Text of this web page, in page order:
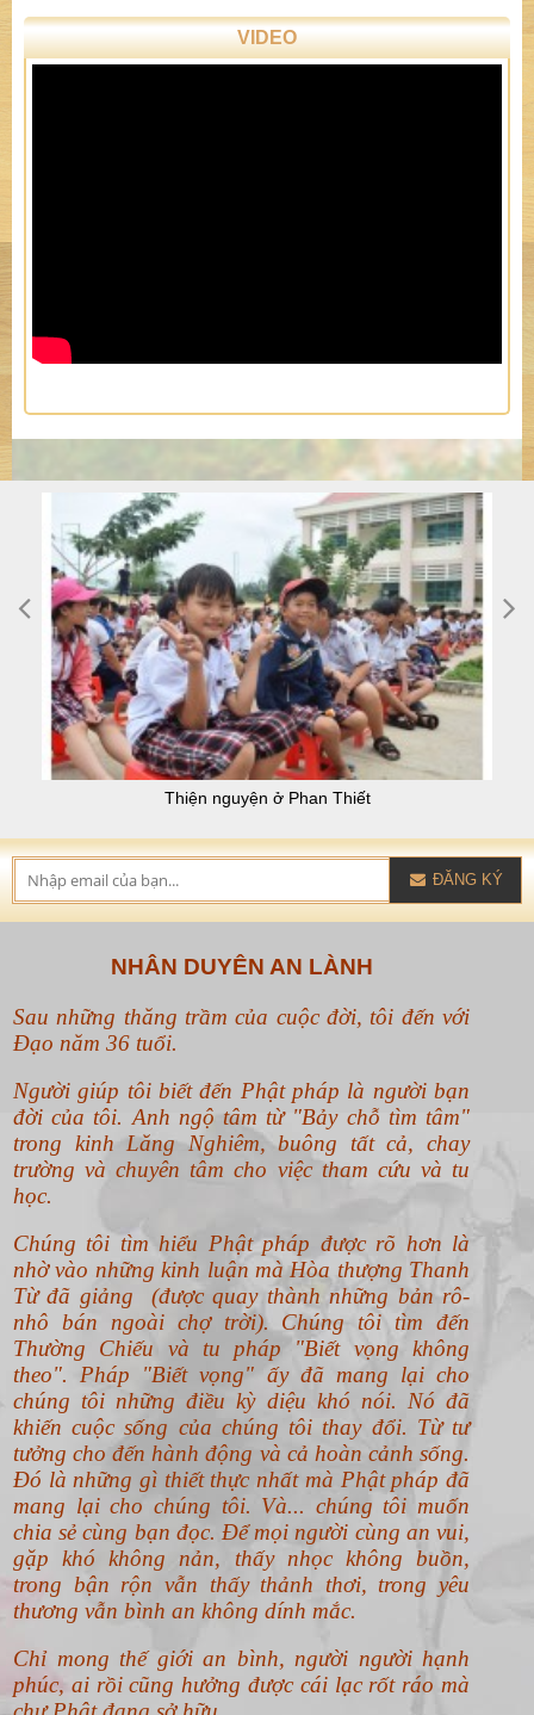
VIDEO
Thiện nguyện ở Phan Thiết
ĐĂNG KÝ
NHÂN DUYÊN AN LÀNH
Sau những thăng trầm của cuộc đời, tôi đến với
Đạo năm 36 tuổi.
Người giúp tôi biết đến Phật pháp là người bạn
đời của tôi. Anh ngộ tâm từ "Bảy chỗ tìm tâm"
trong kinh Lăng Nghiêm, buông tất cả, chay
trường và chuyên tâm cho việc tham cứu và tu
học.
Chúng tôi tìm hiểu Phật pháp được rõ hơn là
nhờ vào những kinh luận mà Hòa thượng Thanh
Từ đã giảng (được quay thành những bản rô-
nhô bán ngoài chợ trời). Chúng tôi tìm đến
Thường Chiếu và tu pháp "Biết vọng không
theo". Pháp "Biết vọng" ấy đã mang lại cho
chúng tôi những điều kỳ diệu khó nói. Nó đã
khiến cuộc sống của chúng tôi thay đổi. Từ tư
tưởng cho đến hành động và cả hoàn cảnh sống.
Đó là những gì thiết thực nhất mà Phật pháp đã
mang lại cho chúng tôi. Và... chúng tôi muốn
chia sẻ cùng bạn đọc. Để mọi người cùng an vui,
gặp khó không nản, thấy nhọc không buồn,
trong bận rộn vẫn thấy thảnh thơi, trong yêu
thương vẫn bình an không dính mắc.
Chỉ mong thế giới an bình, người người hạnh
phúc, ai rồi cũng hưởng được cái lạc rốt ráo mà